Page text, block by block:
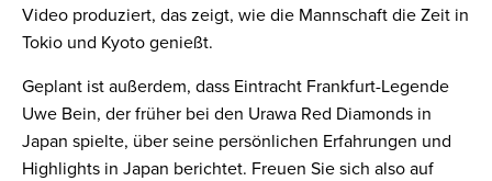
Video produziert, das zeigt, wie die Mannschaft die Zeit in
Tokio und Kyoto genießt.
Geplant ist außerdem, dass Eintracht Frankfurt-Legende
Uwe Bein, der früher bei den Urawa Red Diamonds in
Japan spielte, über seine persönlichen Erfahrungen und
Highlights in Japan berichtet. Freuen Sie sich also auf